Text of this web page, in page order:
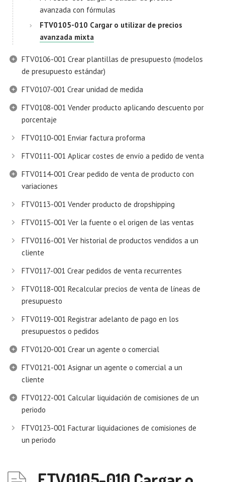
avanzada con fórmulas
FTV0105-010 Cargar o utilizar de precios
avanzada mixta
FTV0106-001 Crear plantillas de presupuesto (modelos
de presupuesto estándar)
FTV0107-001 Crear unidad de medida
FTV0108-001 Vender producto aplicando descuento por
porcentaje
FTV0110-001 Enviar factura proforma
FTV0111-001 Aplicar costes de envío a pedido de venta
FTV0114-001 Crear pedido de venta de producto con
variaciones
FTV0113-001 Vender producto de dropshipping
FTV0115-001 Ver la fuente o el origen de las ventas
FTV0116-001 Ver historial de productos vendidos a un
cliente
FTV0117-001 Crear pedidos de venta recurrentes
FTV0118-001 Recalcular precios de venta de líneas de
presupuesto
FTV0119-001 Registrar adelanto de pago en los
presupuestos o pedidos
FTV0120-001 Crear un agente o comercial
FTV0121-001 Asignar un agente o comercial a un
cliente
FTV0122-001 Calcular liquidación de comisiones de un
periodo
FTV0123-001 Facturar liquidaciones de comisiones de
un periodo